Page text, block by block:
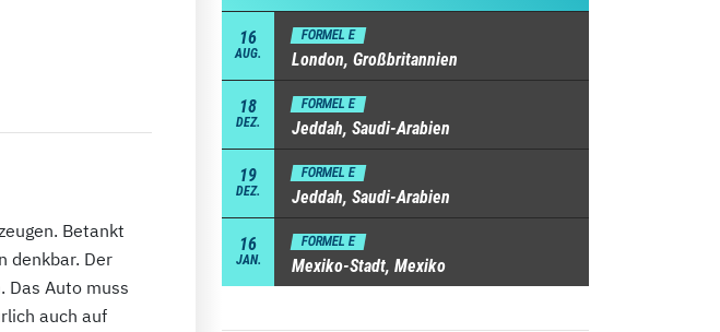
Betankt
denkbar. Der
Das Auto muss
auch auf
16
AUG.
FORMEL E
London, Großbritannien
18
DEZ.
FORMEL E
Jeddah, Saudi-Arabien
19
DEZ.
FORMEL E
Jeddah, Saudi-Arabien
16
JAN.
FORMEL E
Mexiko-Stadt, Mexiko